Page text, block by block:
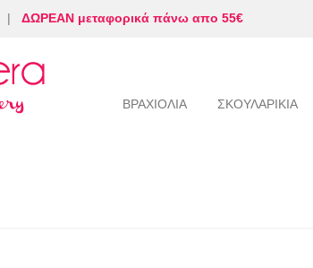
| ΔΩΡΕΑΝ μεταφορικά πάνω απο 55€
ΒΡΑΧΙΟΛΙΑ ΣΚΟΥΛΑΡΙΚΙΑ